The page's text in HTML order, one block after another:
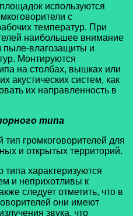
используются
с
температур. При
наибольшее внимание
пыле-влагозащиты и
Монтируются
на столбах, вышках или
акустических систем, как
их направленность в
типа
громкоговорителей для
и открытых территорий.
типа характеризуются
и неприхотливы к
следует отметить, что в
они имеют
звука, что